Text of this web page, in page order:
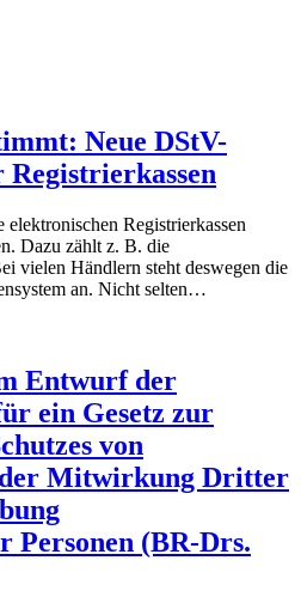
Neue DStV-
elektronischen Registrierkassen
Dazu zählt z. B. die
vielen Händlern steht deswegen die
an. Nicht selten…
Entwurf der
ein Gesetz zur
von
der Mitwirkung Dritter
Personen (BR-Drs.